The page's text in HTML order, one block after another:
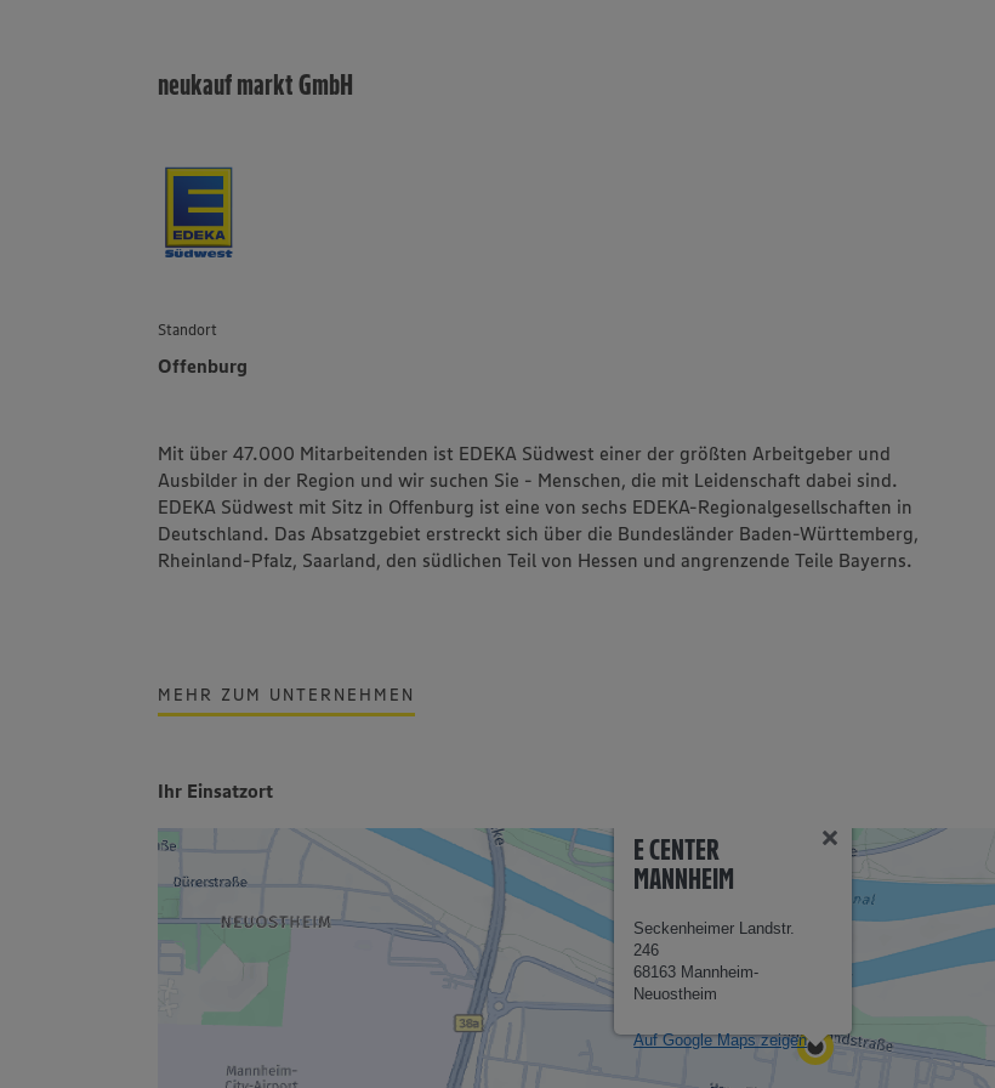
neukauf markt GmbH
Standort
Offenburg
Mit über 47.000 Mitarbeitenden ist EDEKA Südwest einer der größten Arbeitgeber und
Ausbilder in der Region und wir suchen Sie - Menschen, die mit Leidenschaft dabei sind.
EDEKA Südwest mit Sitz in Offenburg ist eine von sechs EDEKA-Regionalgesellschaften in
Deutschland. Das Absatzgebiet erstreckt sich über die Bundesländer Baden-Württemberg,
Rheinland-Pfalz, Saarland, den südlichen Teil von Hessen und angrenzende Teile Bayerns.
MEHR ZUM UNTERNEHMEN
Ihr Einsatzort
E CENTER
MANNHEIM
Seckenheimer Landstr.
246
68163 Mannheim-
Neuostheim
Auf Google Maps zeigen